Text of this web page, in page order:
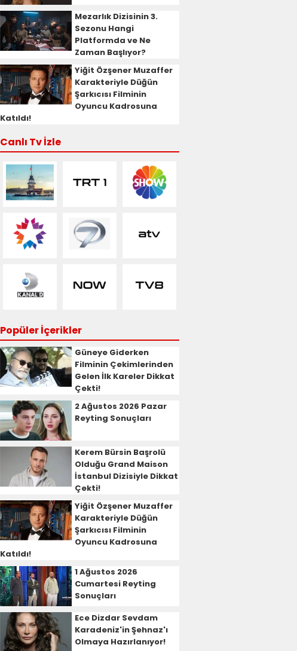
Mezarlık Dizisinin 3.
Sezonu Hangi
Platformda ve Ne
Zaman Başlıyor?
Yiğit Özşener Muzaffer
Karakteriyle Düğün
Şarkıcısı Filminin
Oyuncu Kadrosuna
Katıldı!
Canlı Tv İzle
Popüler İçerikler
Güneye Giderken
Filminin Çekimlerinden
Gelen İlk Kareler Dikkat
Çekti!
2 Ağustos 2026 Pazar
Reyting Sonuçları
Kerem Bürsin Başrolü
Olduğu Grand Maison
İstanbul Dizisiyle Dikkat
Çekti!
Yiğit Özşener Muzaffer
Karakteriyle Düğün
Şarkıcısı Filminin
Oyuncu Kadrosuna
Katıldı!
1 Ağustos 2026
Cumartesi Reyting
Sonuçları
Ece Dizdar Sevdam
Karadeniz'in Şehnaz'ı
Olmaya Hazırlanıyor!